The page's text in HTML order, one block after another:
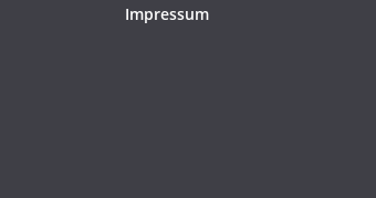
Impressum